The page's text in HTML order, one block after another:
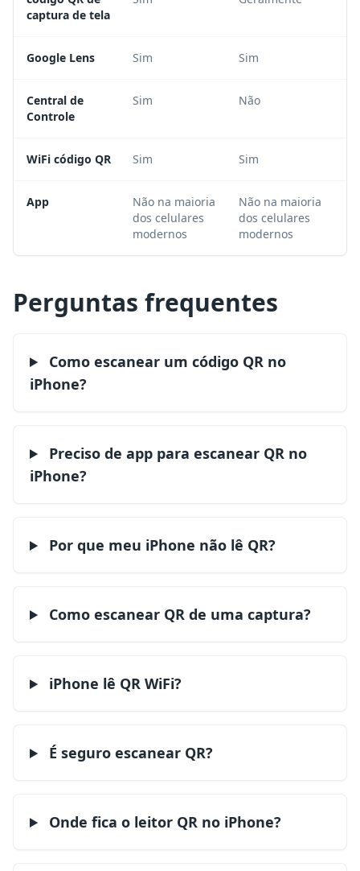
captura de tela
Google Lens Sim Sim
Central de
Controle
Sim Não
WiFi código QR Sim Sim
App
Não na maioria
dos celulares
modernos
Não na maioria
dos celulares
modernos
Perguntas frequentes
Como escanear um código QR no
iPhone?
Preciso de app para escanear QR no
iPhone?
Por que meu iPhone não lê QR?
Como escanear QR de uma captura?
iPhone lê QR WiFi?
É seguro escanear QR?
Onde fica o leitor QR no iPhone?